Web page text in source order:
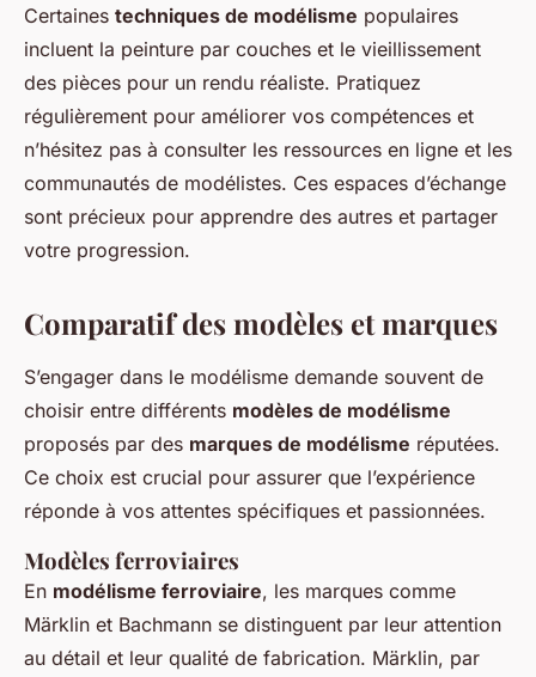
Certaines techniques de modélisme populaires
incluent la peinture par couches et le vieillissement
des pièces pour un rendu réaliste. Pratiquez
régulièrement pour améliorer vos compétences et
n’hésitez pas à consulter les ressources en ligne et les
communautés de modélistes. Ces espaces d’échange
sont précieux pour apprendre des autres et partager
votre progression.
Comparatif des modèles et marques
S’engager dans le modélisme demande souvent de
choisir entre différents modèles de modélisme
proposés par des marques de modélisme réputées.
Ce choix est crucial pour assurer que l’expérience
réponde à vos attentes spécifiques et passionnées.
Modèles ferroviaires
En modélisme ferroviaire, les marques comme
Märklin et Bachmann se distinguent par leur attention
au détail et leur qualité de fabrication. Märklin, par